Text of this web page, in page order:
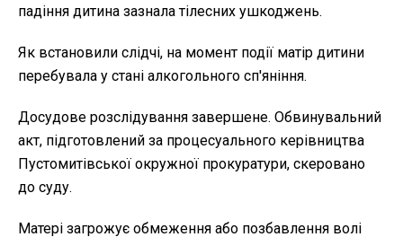
падіння дитина зазнала тілесних ушкоджень.
Як встановили слідчі, на момент події матір дитини
перебувала у стані алкогольного сп'яніння.
Досудове розслідування завершене. Обвинувальний
акт, підготовлений за процесуального керівництва
Пустомитівської окружної прокуратури, скеровано
до суду.
Матері загрожує обмеження або позбавлення волі